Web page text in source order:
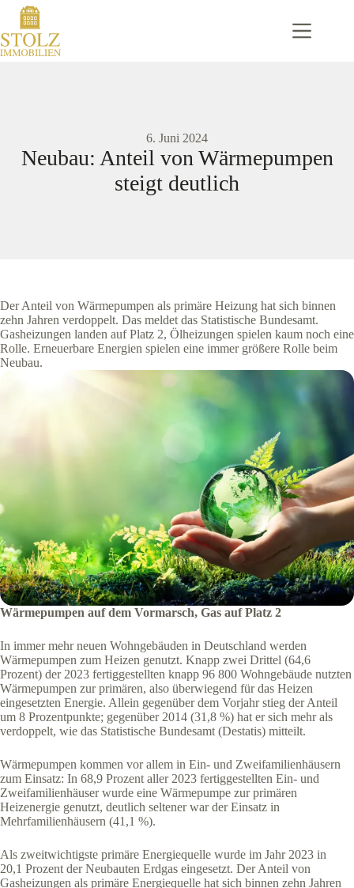
Zum
Inhalt
springen
6. Juni 2024
Neubau: Anteil von Wärmepumpen
steigt deutlich
Der Anteil von Wärmepumpen als primäre Heizung hat sich binnen
zehn Jahren verdoppelt. Das meldet das Statistische Bundesamt.
Gasheizungen landen auf Platz 2, Ölheizungen spielen kaum noch eine
Rolle. Erneuerbare Energien spielen eine immer größere Rolle beim
Neubau.
Wärmepumpen auf dem Vormarsch, Gas auf Platz 2
In immer mehr neuen Wohngebäuden in Deutschland werden
Wärmepumpen zum Heizen genutzt. Knapp zwei Drittel (64,6
Prozent) der 2023 fertiggestellten knapp 96 800 Wohngebäude nutzten
Wärmepumpen zur primären, also überwiegend für das Heizen
eingesetzten Energie. Allein gegenüber dem Vorjahr stieg der Anteil
um 8 Prozentpunkte; gegenüber 2014 (31,8 %) hat er sich mehr als
verdoppelt, wie das Statistische Bundesamt (Destatis) mitteilt.
Wärmepumpen kommen vor allem in Ein- und Zweifamilienhäusern
zum Einsatz: In 68,9 Prozent aller 2023 fertiggestellten Ein- und
Zweifamilienhäuser wurde eine Wärmepumpe zur primären
Heizenergie genutzt, deutlich seltener war der Einsatz in
Mehrfamilienhäusern (41,1 %).
Als zweitwichtigste primäre Energiequelle wurde im Jahr 2023 in
20,1 Prozent der Neubauten Erdgas eingesetzt. Der Anteil von
Gasheizungen als primäre Energiequelle hat sich binnen zehn Jahren